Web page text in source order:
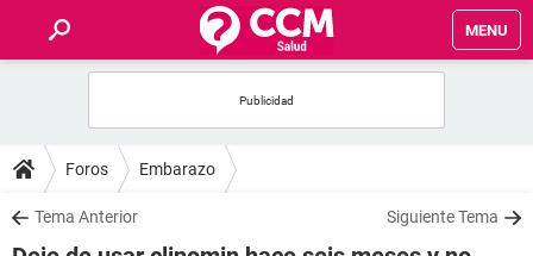
MENU
FOROS
SALUD
Foros Embarazo
Tema Anterior Siguiente Tema